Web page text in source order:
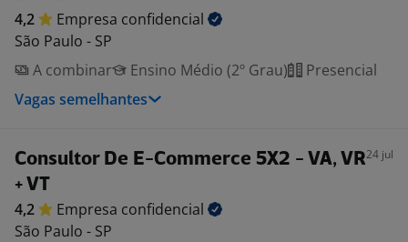
4,2 Empresa confidencial
São Paulo - SP
A combinar
Ensino Médio (2º Grau)
Presencial
Vagas semelhantes
Consultor De E-Commerce 5X2 - VA, VR
+ VT
24 jul
4,2 Empresa confidencial
São Paulo - SP